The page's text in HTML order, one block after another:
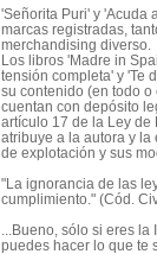
'Señorita Puri' y 'Acuda
marcas registradas,
merchandising diverso.
Los libros 'Madre in
tensión completa' y 'Te
su contenido (en todo o
cuentan con depósito
artículo 17 de la Ley de
atribuye a la autora y
de explotación y sus
"La ignorancia de las
cumplimiento." (Cód.
...Bueno, sólo si eres
puedes hacer lo que te